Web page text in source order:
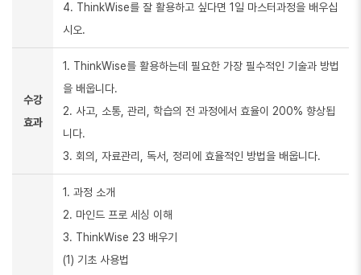
4. ThinkWise를 잘 활용하고 싶다면 1일 마스터과정을 배우십
시오.
수강
효과
1. ThinkWise를 활용하는데 필요한 가장 필수적인 기술과 방법
을 배웁니다.
2. 사고, 소통, 관리, 학습의 전 과정에서 효율이 200% 향상됩
니다.
3. 회의, 자료관리, 독서, 정리에 효율적인 방법을 배웁니다.
1. 과정 소개
2. 마인드 프로 세싱 이해
3. ThinkWise 23 배우기
(1) 기초 사용법